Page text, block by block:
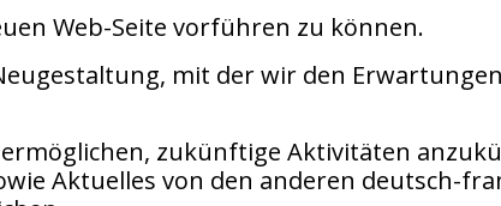
Web-Seite vorführen zu können.
mit der wir den
zukünftige Aktivitäten
Aktuelles von den anderen deutsch-